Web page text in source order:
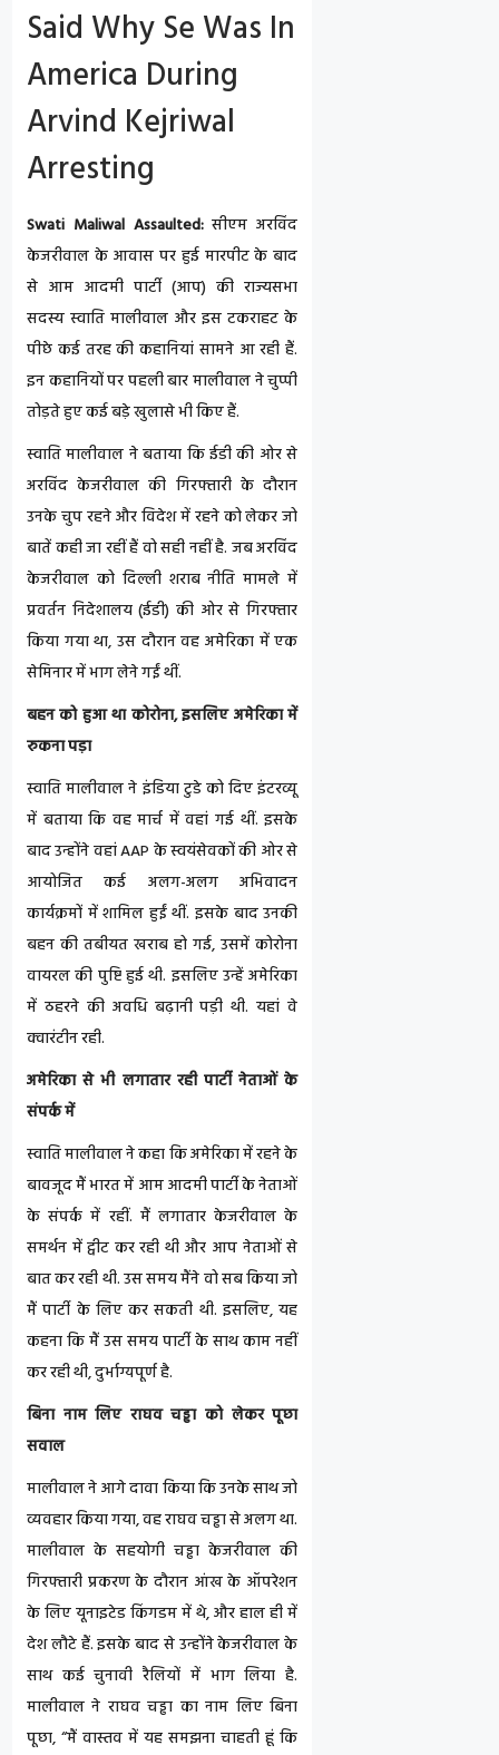
Said Why Se Was In
America During
Arvind Kejriwal
Arresting
Swati Maliwal Assaulted:सीएम अरविंद
केजरीवाल के आवास पर हुई मारपीट के बाद
से आम आदमी पार्टी (आप) की राज्यसभा
सदस्य स्वाति मालीवाल और इस टकराहट के
पीछे कई तरह की कहानियां सामने आ रही हैं.
इन कहानियों पर पहली बार मालीवाल ने चुप्पी
तोड़ते हुए कई बड़े खुलासे भी किए हैं.
स्वाति मालीवाल ने बताया कि ईडी की ओर से
अरविंद केजरीवाल की गिरफ्तारी के दौरान
उनके चुप रहने और विदेश में रहने को लेकर जो
बातें कही जा रहीं हैं वो सही नहीं है. जब अरविंद
केजरीवाल को दिल्ली शराब नीति मामले में
प्रवर्तन निदेशालय (ईडी) की ओर से गिरफ्तार
किया गया था, उस दौरान वह अमेरिका में एक
सेमिनार में भाग लेने गईं थीं.
बहन को हुआ था कोरोना, इसलिए अमेरिका में
रुकना पड़ा
स्वाति मालीवाल ने इंडिया टुडे को दिए इंटरव्यू
में बताया कि वह मार्च में वहां गई थीं. इसके
बाद उन्होंने वहां AAP के स्वयंसेवकों की ओर से
आयोजित कई अलग-अलग अभिवादन
कार्यक्रमों में शामिल हुईं थीं. इसके बाद उनकी
बहन की तबीयत खराब हो गई, उसमें कोरोना
वायरल की पुष्टि हुई थी. इसलिए उन्हें अमेरिका
में ठहरने की अवधि बढ़ानी पड़ी थी. यहां वे
क्वारंटीन रही.
अमेरिका से भी लगातार रही पार्टी नेताओं के
संपर्क में
स्वाति मालीवाल ने कहा कि अमेरिका में रहने के
बावजूद मैं भारत में आम आदमी पार्टी के नेताओं
के संपर्क में रहीं. मैं लगातार केजरीवाल के
समर्थन में ट्वीट कर रही थी और आप नेताओं से
बात कर रही थी. उस समय मैंने वो सब किया जो
मैं पार्टी के लिए कर सकती थी. इसलिए, यह
कहना कि मैं उस समय पार्टी के साथ काम नहीं
कर रही थी, दुर्भाग्यपूर्ण है.
बिना नाम लिए राघव चड्ढा को लेकर पूछा
सवाल
मालीवाल ने आगे दावा किया कि उनके साथ जो
व्यवहार किया गया, वह राघव चड्ढा से अलग था.
मालीवाल के सहयोगी चड्ढा केजरीवाल की
गिरफ्तारी प्रकरण के दौरान आंख के ऑपरेशन
के लिए यूनाइटेड किंगडम में थे, और हाल ही में
देश लौटे हैं. इसके बाद से उन्होंने केजरीवाल के
साथ कई चुनावी रैलियों में भाग लिया है.
मालीवाल ने राघव चड्ढा का नाम लिए बिना
पूछा, “मैं वास्तव में यह समझना चाहती हूं कि